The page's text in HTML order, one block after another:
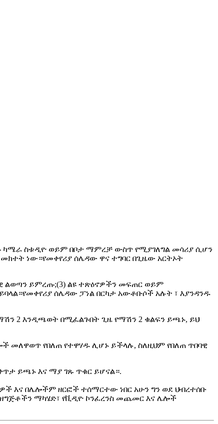
ካሜራ ስቱዲዮ ወይም በቦታ ማምረቻ ውስጥ የሚያገለግል መሳሪያ ሲሆን
ነው።የመቀየሪያ ሰሌዳው ዋና ተግባር በጊዜው አርትኦት
ልወጣን ይምረጡ;(3) ልዩ ተጽዕኖዎችን መፍጠር ወይም
ሰሌዳው ፓነል በርካታ አውቶቡሶች አሉት ፣ እያንዳንዱ
2 እንዲጫወት በሚፈልጉበት ጊዜ የማሽን 2 ቁልፍን ይጫኑ, ይህ
መለዋወጥ የበለጠ የተዋሃዱ ሊሆኑ ይችላሉ, ስለዚህም የበለጠ ጥበባዊ
ይጫኑ እና ማያ ገጹ ጥቁር ይሆናል።.
እና በሌሎችም ዘርፎች ተሰማርተው ነበር አሁን ግን ወደ ህብረተሰቡ
ማካሄድ፣ የቪዲዮ ኮንፈረንስ መጨመር እና ሌሎች